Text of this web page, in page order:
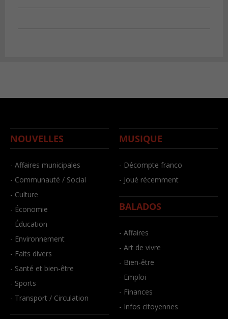
NOUVELLES
- Affaires municipales
- Communauté / Social
- Culture
- Économie
- Éducation
- Environnement
- Faits divers
- Santé et bien-être
- Sports
- Transport / Circulation
MUSIQUE
- Décompte franco
- Joué récemment
BALADOS
- Affaires
- Art de vivre
- Bien-être
- Emploi
- Finances
- Infos citoyennes